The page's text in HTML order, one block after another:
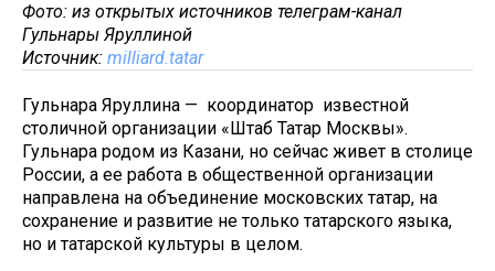
Фото: из открытых источников телеграм-канал
Гульнары Яруллиной
Источник: milliard.tatar
Гульнара Яруллина — координатор известной
столичной организации «Штаб Татар Москвы».
Гульнара родом из Казани, но сейчас живет в столице
России, а ее работа в общественной организации
направлена на объединение московских татар, на
сохранение и развитие не только татарского языка,
но и татарской культуры в целом.